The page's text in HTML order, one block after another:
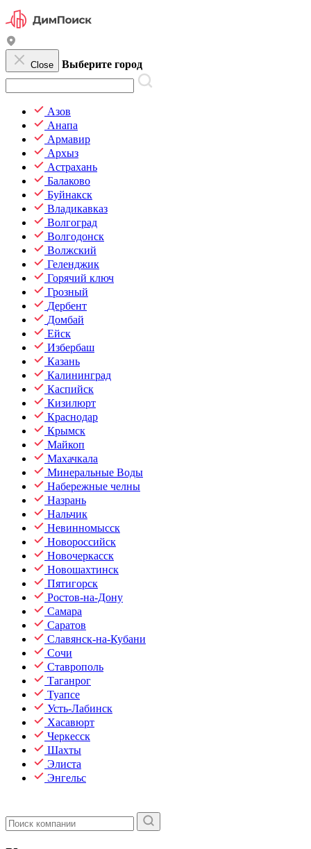
Close Выберите город
Азов
Анапа
Армавир
Архыз
Астрахань
Балаково
Буйнакск
Владикавказ
Волгоград
Волгодонск
Волжский
Геленджик
Горячий ключ
Грозный
Дербент
Домбай
Ейск
Избербаш
Казань
Калининград
Каспийск
Кизилюрт
Краснодар
Крымск
Майкоп
Махачкала
Минеральные Воды
Набережные челны
Назрань
Нальчик
Невинномысск
Новороссийск
Новочеркасск
Новошахтинск
Пятигорск
Ростов-на-Дону
Самара
Саратов
Славянск-на-Кубани
Сочи
Ставрополь
Таганрог
Туапсе
Усть-Лабинск
Хасавюрт
Черкесск
Шахты
Элиста
Энгельс